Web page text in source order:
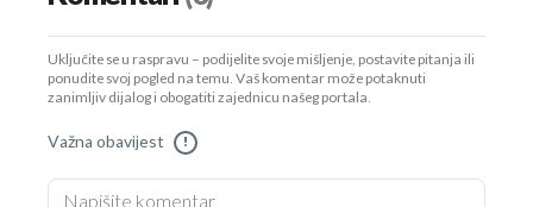
Uključite se u raspravu – podijelite svoje mišljenje, postavite pitanja ili
ponudite svoj pogled na temu. Vaš komentar može potaknuti
zanimljiv dijalog i obogatiti zajednicu našeg portala.
Važna obavijest !